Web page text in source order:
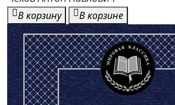
В корзину
В корзине